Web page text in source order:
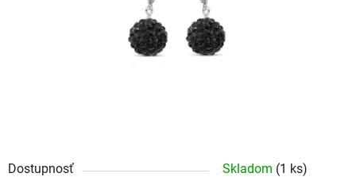
Dostupnosť Skladom (1 ks)